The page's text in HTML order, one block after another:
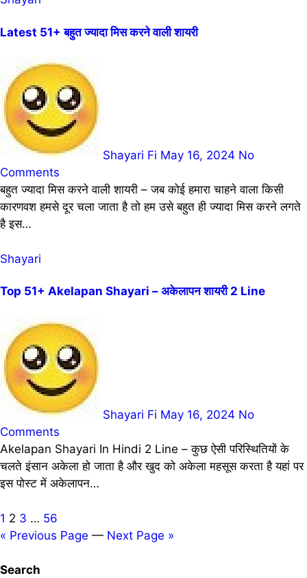
Latest 51+ बहुत ज्यादा मिस करने वाली शायरी
Shayari Fi May 16, 2024 No
Comments
बहुत ज्यादा मिस करने वाली शायरी – जब कोई हमारा चाहने वाला किसी
कारणवश हमसे दूर चला जाता है तो हम उसे बहुत ही ज्यादा मिस करने लगते
है इस…
Shayari
Top 51+ Akelapan Shayari – अकेलापन शायरी 2 Line
Shayari Fi May 16, 2024 No
Comments
Akelapan Shayari In Hindi 2 Line – कुछ ऐसी परिस्थितियों के
चलते इंसान अकेला हो जाता है और खुद को अकेला महसूस करता है यहां पर
इस पोस्ट में अकेलापन…
Posts
pagination
1 2 3 … 56
« Previous Page — Next Page »
Search